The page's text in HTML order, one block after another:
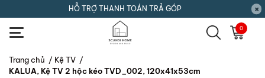
HỖ TRỢ THANH TOÁN TRẢ GÓP
0
Trang chủ / Kệ TV /
KALUA, Kệ TV 2 hộc kéo TVD_002, 120x41x53cm